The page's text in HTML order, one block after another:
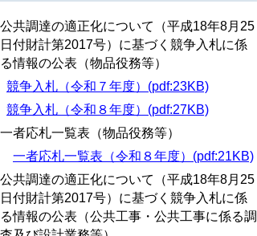
公共調達の適正化について（平成18年8月25
日付財計第2017号）に基づく競争入札に係
る情報の公表（物品役務等）
競争入札（令和７年度）(pdf:23KB)
競争入札（令和８年度）(pdf:27KB)
一者応札一覧表（物品役務等）
一者応札一覧表（令和８年度）(pdf:21KB)
公共調達の適正化について（平成18年8月25
日付財計第2017号）に基づく競争入札に係
る情報の公表（公共工事・公共工事に係る調